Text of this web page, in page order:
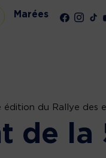
Marées
édition du Rallye des
de